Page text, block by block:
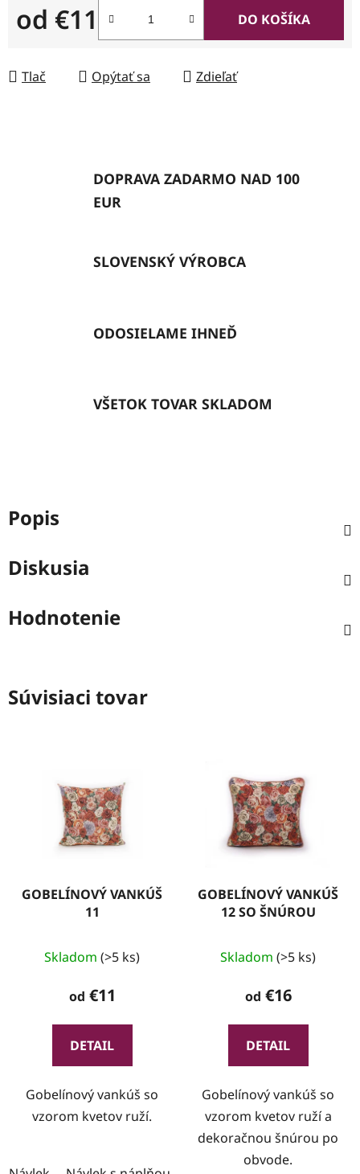
od €11
Jednotková cena:
DO KOŠÍKA
Tlač Opýtať sa Zdieľať
DOPRAVA ZADARMO NAD 100
EUR
SLOVENSKÝ VÝROBCA
ODOSIELAME IHNEĎ
VŠETOK TOVAR SKLADOM
Popis
Diskusia
Hodnotenie
Súvisiaci tovar
GOBELÍNOVÝ VANKÚŠ
11
Skladom (>5 ks)
od €11
DETAIL
Gobelínový vankúš so
vzorom kvetov ruží.
GOBELÍNOVÝ VANKÚŠ
12 SO ŠNÚROU
Skladom (>5 ks)
od €16
DETAIL
Gobelínový vankúš so
vzorom kvetov ruží a
dekoračnou šnúrou po
obvode.